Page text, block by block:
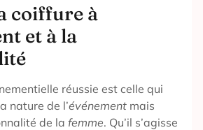
coiffure à
et à la
réussie est celle qui
nature de l’événementmais
de la femme. Qu’il s’agisse